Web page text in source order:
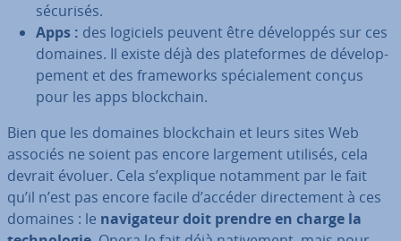
sécurisés.
Apps : des logiciels peuvent être dé­ve­lop­pés sur ces
domaines. Il existe déjà des pla­te­formes de dé­ve­lop­
pe­ment et des fra­me­works spé­cia­le­ment conçus
pour les apps blo­ck­chain.
Bien que les domaines blo­ck­chain et leurs sites Web
associés ne soient pas encore largement utilisés, cela
devrait évoluer. Cela s’explique notamment par le fait
qu’il n’est pas encore facile d’accéder di­rec­te­ment à ces
domaines : le na­vi­ga­teur doit prendre en charge la